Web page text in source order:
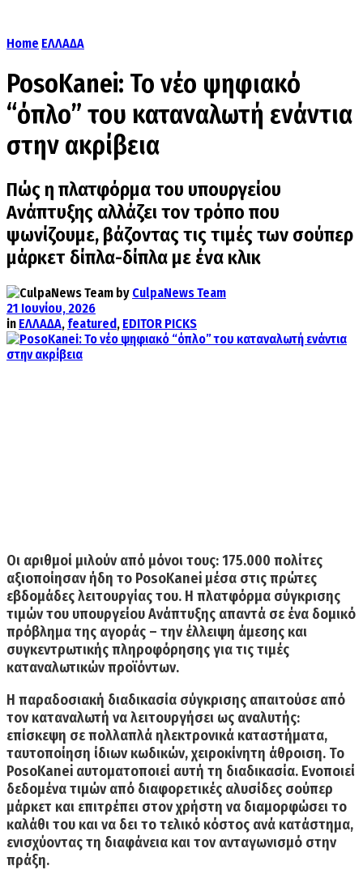
Home ΕΛΛΑΔΑ
PosoKanei: Το νέο ψηφιακό
“όπλο” του καταναλωτή ενάντια
στην ακρίβεια
Πώς η πλατφόρμα του υπουργείου
Ανάπτυξης αλλάζει τον τρόπο που
ψωνίζουμε, βάζοντας τις τιμές των σούπερ
μάρκετ δίπλα-δίπλα με ένα κλικ
by CulpaNews Team
21 Ιουνίου, 2026
in ΕΛΛΑΔΑ, featured, EDITOR PICKS
Οι αριθμοί μιλούν από μόνοι τους: 175.000 πολίτες
αξιοποίησαν ήδη το PosoKanei μέσα στις πρώτες
εβδομάδες λειτουργίας του. Η πλατφόρμα σύγκρισης
τιμών του υπουργείου Ανάπτυξης απαντά σε ένα δομικό
πρόβλημα της αγοράς – την έλλειψη άμεσης και
συγκεντρωτικής πληροφόρησης για τις τιμές
καταναλωτικών προϊόντων.
Η παραδοσιακή διαδικασία σύγκρισης απαιτούσε από
τον καταναλωτή να λειτουργήσει ως αναλυτής:
επίσκεψη σε πολλαπλά ηλεκτρονικά καταστήματα,
ταυτοποίηση ίδιων κωδικών, χειροκίνητη άθροιση. Το
PosoKanei αυτοματοποιεί αυτή τη διαδικασία. Ενοποιεί
δεδομένα τιμών από διαφορετικές αλυσίδες σούπερ
μάρκετ και επιτρέπει στον χρήστη να διαμορφώσει το
καλάθι του και να δει το τελικό κόστος ανά κατάστημα,
ενισχύοντας τη διαφάνεια και τον ανταγωνισμό στην
πράξη.